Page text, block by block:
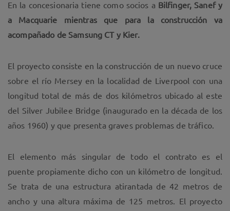
En la concesionaria tiene como socios a Bilfinger, Sanef y
a Macquarie mientras que para la construcción va
acompañado de Samsung CT y Kier.
El proyecto consiste en la construcción de un nuevo cruce
sobre el río Mersey en la localidad de Liverpool con una
longitud total de más de dos kilómetros ubicado al este
del Silver Jubilee Bridge (inaugurado en la década de los
años 1960) y que presenta graves problemas de tráfico.
El elemento más singular de todo el contrato es el
puente propiamente dicho con un kilómetro de longitud.
Se trata de una estructura atirantada de 42 metros de
ancho y una altura máxima de 125 metros. El proyecto